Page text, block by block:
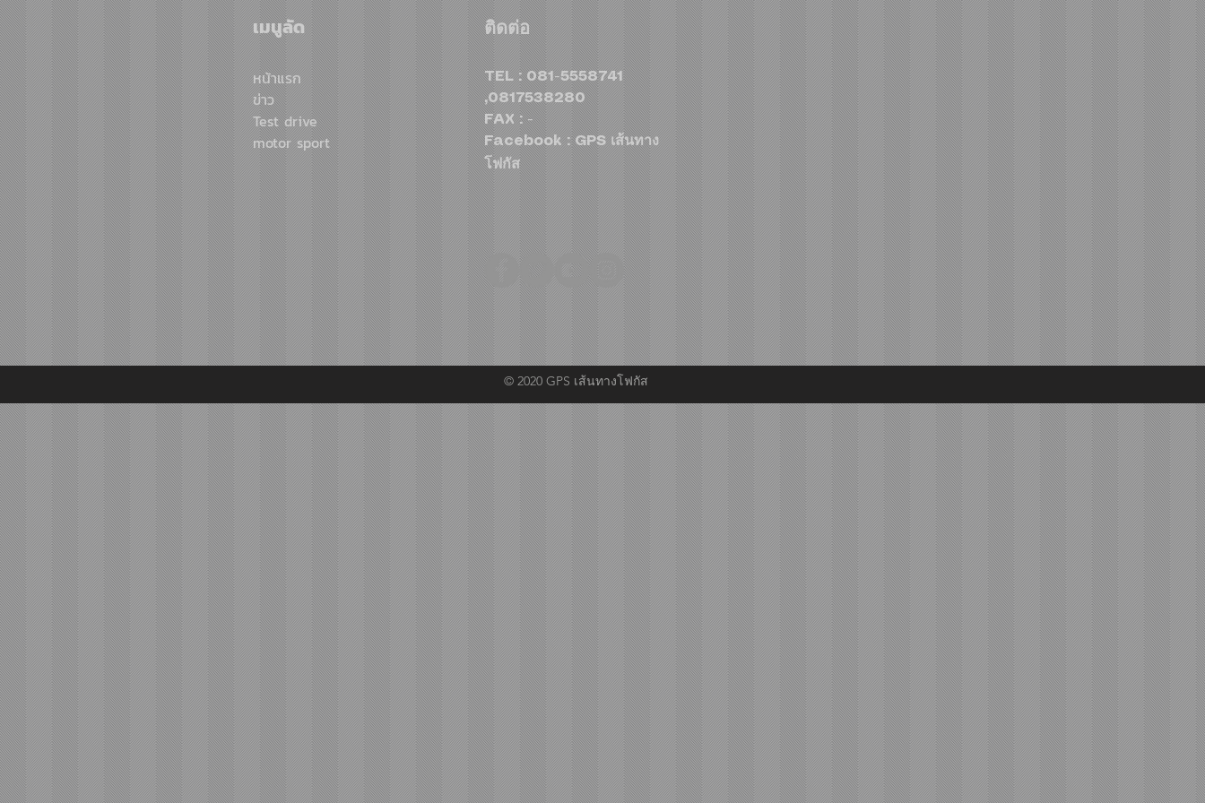
แร็พเตอร์ 2 คัน ป้องกันแชมป์
พร้อมโชว์สมรรถนะระดับสูง
Game On, Deal On” ร่วม
เชียร์ไทย คว้าชัย ASEAN
Hyundai Cup™ 2026 พร้อม
ดีลแรงลดสูงสุด 500,000
บาท(1) จองและรับรถภายใน
วันที่ 31 สิงหาคม 2569 เท่านั้น
Revo Racing Mania 2026”
สุราษฎร์ธานี แฟนมอเตอร์
สปอร์ตแห่ร่วมงานล้นหลาม
เมนูลัด
หน้าแรก
ข่าว
Test drive
motor sport
ติดต่อ
TEL : 081-5558741
,0817538280
FAX : -
Facebook : GPS เส้นทาง
โฟกัส
© 2020 GPS เส้นทางโฟกัส